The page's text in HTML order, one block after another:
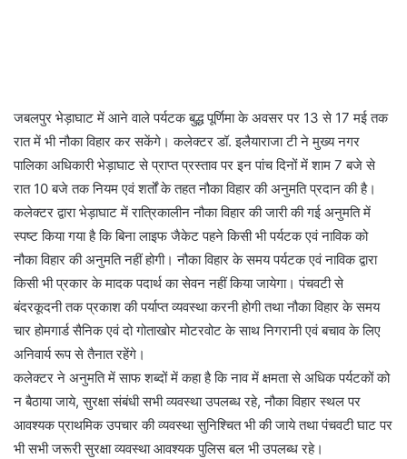
जबलपुर भेड़ाघाट में आने वाले पर्यटक बुद्ध पूर्णिमा के अवसर पर 13 से 17 मई तक
रात में भी नौका विहार कर सकेंगे। कलेक्टर डॉ. इलैयाराजा टी ने मुख्य नगर
पालिका अधिकारी भेड़ाघाट से प्राप्त प्रस्ताव पर इन पांच दिनों में शाम 7 बजे से
रात 10 बजे तक नियम एवं शर्तों के तहत नौका विहार की अनुमति प्रदान की है।
कलेक्टर द्वारा भेड़ाघाट में रात्रिकालीन नौका विहार की जारी की गई अनुमति में
स्पष्ट किया गया है कि बिना लाइफ जैकेट पहने किसी भी पर्यटक एवं नाविक को
नौका विहार की अनुमति नहीं होगी। नौका विहार के समय पर्यटक एवं नाविक द्वारा
किसी भी प्रकार के मादक पदार्थ का सेवन नहीं किया जायेगा। पंचवटी से
बंदरकूदनी तक प्रकाश की पर्याप्त व्यवस्था करनी होगी तथा नौका विहार के समय
चार होमगार्ड सैनिक एवं दो गोताखोर मोटरवोट के साथ निगरानी एवं बचाव के लिए
अनिवार्य रूप से तैनात रहेंगे।
कलेक्टर ने अनुमति में साफ शब्दों में कहा है कि नाव में क्षमता से अधिक पर्यटकों को
न बैठाया जाये, सुरक्षा संबंधी सभी व्यवस्था उपलब्ध रहे, नौका विहार स्थल पर
आवश्यक प्राथमिक उपचार की व्यवस्था सुनिश्चित भी की जाये तथा पंचवटी घाट पर
भी सभी जरूरी सुरक्षा व्यवस्था आवश्यक पुलिस बल भी उपलब्ध रहे।